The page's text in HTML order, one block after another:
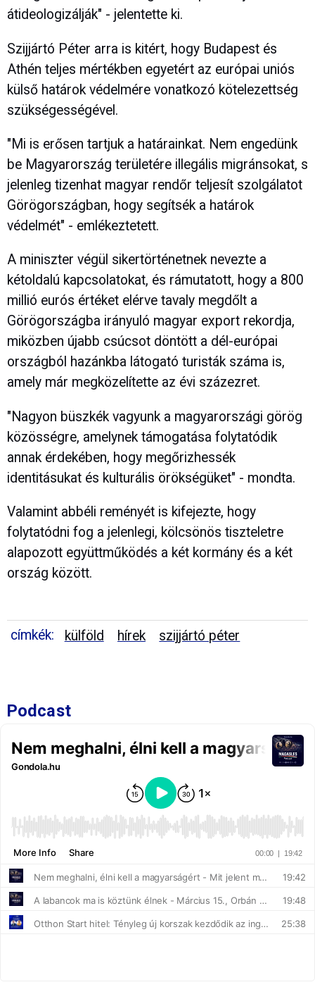
átideologizálják" - jelentette ki.
Szijjártó Péter arra is kitért, hogy Budapest és
Athén teljes mértékben egyetért az európai uniós
külső határok védelmére vonatkozó kötelezettség
szükségességével.
"Mi is erősen tartjuk a határainkat. Nem engedünk
be Magyarország területére illegális migránsokat, s
jelenleg tizenhat magyar rendőr teljesít szolgálatot
Görögországban, hogy segítsék a határok
védelmét" - emlékeztetett.
A miniszter végül sikertörténetnek nevezte a
kétoldalú kapcsolatokat, és rámutatott, hogy a 800
millió eurós értéket elérve tavaly megdőlt a
Görögországba irányuló magyar export rekordja,
miközben újabb csúcsot döntött a dél-európai
országból hazánkba látogató turisták száma is,
amely már megközelítette az évi százezret.
"Nagyon büszkék vagyunk a magyarországi görög
közösségre, amelynek támogatása folytatódik
annak érdekében, hogy megőrizhessék
identitásukat és kulturális örökségüket" - mondta.
Valamint abbéli reményét is kifejezte, hogy
folytatódni fog a jelenlegi, kölcsönös tiszteletre
alapozott együttműködés a két kormány és a két
ország között.
címkék: külföld hírek szijjártó péter
Podcast